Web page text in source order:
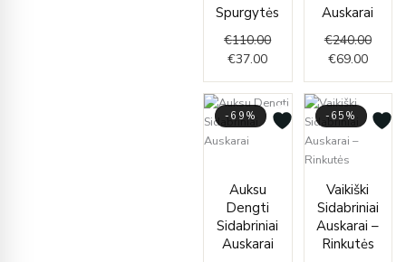
Spurgytės
€110.00
€110.00.
€37.00
€37.00.
Auskarai
€240.00
€69.00
-69%
Auksu
Dengti
Sidabriniai
Auskarai
Original
€158.00.
Current
€49.00.
-65%
Vaikiški
Sidabriniai
Auskarai –
Rinkutės
was:
price
is: